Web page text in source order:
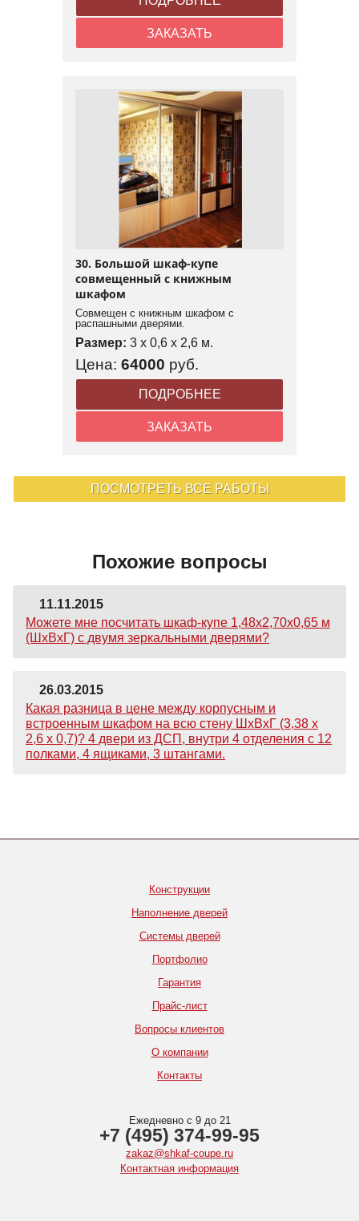
ЗАКАЗАТЬ
30. Большой шкаф-купе
совмещенный с книжным
шкафом
Совмещен с книжным шкафом с
распашными дверями.
Размер: 3 x 0,6 x 2,6 м.
Цена: 64000 руб.
ПОДРОБНЕЕ
ЗАКАЗАТЬ
ПОСМОТРЕТЬ ВСЕ РАБОТЫ
Похожие вопросы
11.11.2015
Можете мне посчитать шкаф-купе 1,48х2,70х0,65 м
(ШхВхГ) с двумя зеркальными дверями?
26.03.2015
Какая разница в цене между корпусным и
встроенным шкафом на всю стену ШхВхГ (3,38 х
2,6 х 0,7)? 4 двери из ДСП, внутри 4 отделения с 12
полками, 4 ящиками, 3 штангами.
Конструкции
Наполнение дверей
Системы дверей
Портфолио
Гарантия
Прайс-лист
Вопросы клиентов
О компании
Контакты
Ежедневно с 9 до 21
+7 (495) 374-99-95
zakaz@shkaf-coupe.ru
Контактная информация